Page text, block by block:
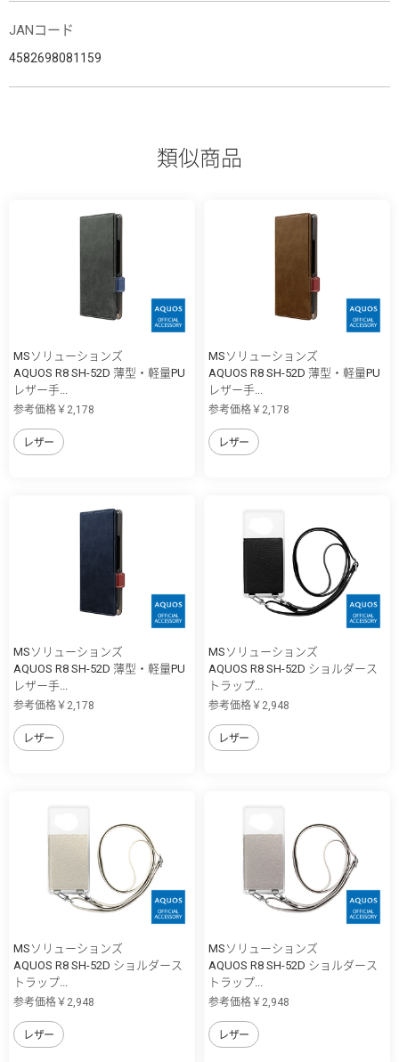
JANコード
4582698081159
類似商品
MSソリューションズ
AQUOS R8 SH-52D 薄型・軽量PU
レザー手...
参考価格￥2,178
レザー
MSソリューションズ
AQUOS R8 SH-52D 薄型・軽量PU
レザー手...
参考価格￥2,178
レザー
MSソリューションズ
AQUOS R8 SH-52D 薄型・軽量PU
レザー手...
参考価格￥2,178
レザー
MSソリューションズ
AQUOS R8 SH-52D ショルダース
トラップ...
参考価格￥2,948
レザー
MSソリューションズ
AQUOS R8 SH-52D ショルダース
トラップ...
参考価格￥2,948
レザー
MSソリューションズ
AQUOS R8 SH-52D ショルダース
トラップ...
参考価格￥2,948
レザー